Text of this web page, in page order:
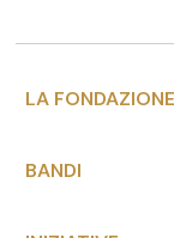
LA FONDAZIONE
BANDI